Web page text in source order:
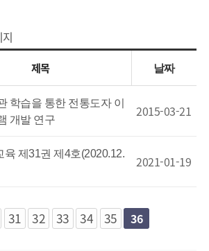
제목 날짜
학습을 통한 전통도자 이
개발 연구
2015-03-21
육 제31권 제4호(2020.12.
2021-01-19
31 32 33 34 35 36